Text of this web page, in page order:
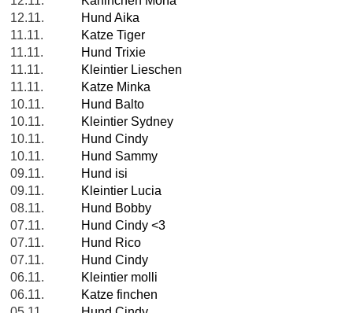
12.11.
Hund Aika
11.11.
Katze Tiger
11.11.
Hund Trixie
11.11.
Kleintier Lieschen
11.11.
Katze Minka
10.11.
Hund Balto
10.11.
Kleintier Sydney
10.11.
Hund Cindy
10.11.
Hund Sammy
09.11.
Hund isi
09.11.
Kleintier Lucia
08.11.
Hund Bobby
07.11.
Hund Cindy <3
07.11.
Hund Rico
07.11.
Hund Cindy
06.11.
Kleintier molli
06.11.
Katze finchen